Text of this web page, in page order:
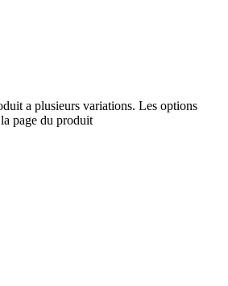
a plusieurs variations. Les options
page du produit